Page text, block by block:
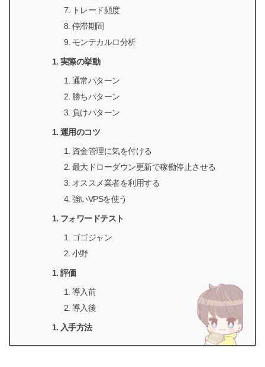
トレード頻度
停滞期間
モンテカルロ分析
実際の挙動
通常パターン
勝ちパターン
負けパターン
運用のコツ
資金管理に気を付ける
最大ドローダウン更新で稼働停止させる
オススメ業者を利用する
強いVPSを使う
フォワードテスト
ゴゴジャン
小野
評価
導入前
導入後
入手方法